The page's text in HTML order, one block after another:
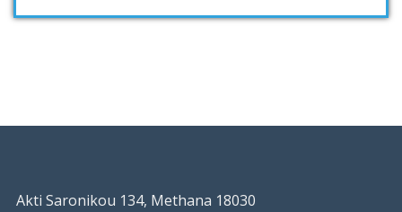
Akti Saronikou 134, Methana 18030